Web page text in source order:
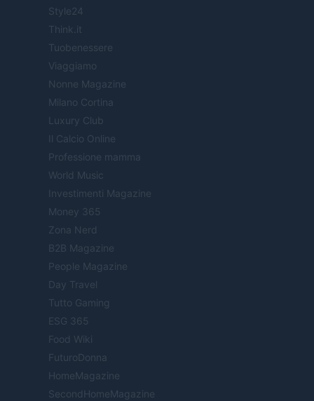
Style24
Think.it
Tuobenessere
Viaggiamo
Nonne Magazine
Milano Cortina
Luxury Club
Il Calcio Online
Professione mamma
World Music
Investimenti Magazine
Money 365
Zona Nerd
B2B Magazine
People Magazine
Day Travel
Tutto Gaming
ESG 365
Food Wiki
FuturoDonna
HomeMagazine
SecondHomeMagazine